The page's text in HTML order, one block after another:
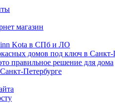
магазин
Kota в СПб и ЛО
домов под ключ в Санкт-
правильное решение для дома
Петербурге